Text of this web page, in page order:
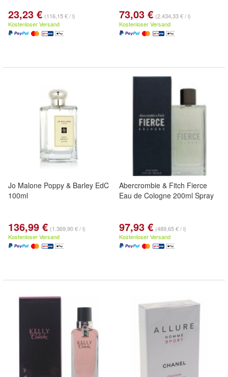
23,23 € (116,15 € / l)
Kostenloser Versand
73,03 € (2.434,33 € / l)
Kostenloser Versand
Jo Malone Poppy & Barley EdC
100ml
136,99 € (1.369,90 € / l)
Kostenloser Versand
Abercrombie & Fitch Fierce
Eau de Cologne 200ml Spray
97,93 € (489,65 € / l)
Kostenloser Versand